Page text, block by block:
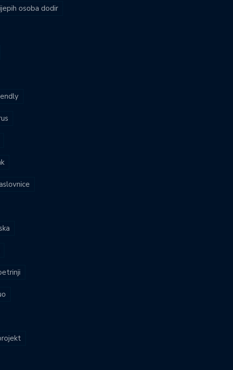
osoba dodir